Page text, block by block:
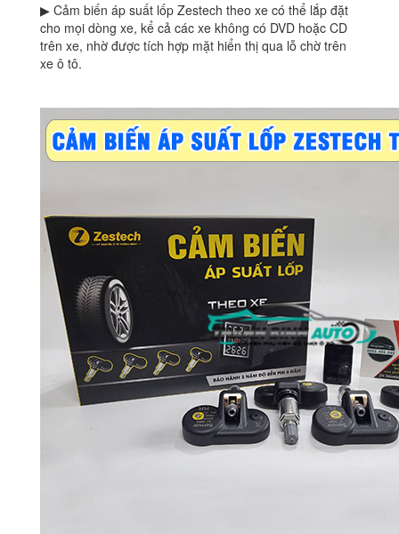
▶ Cảm biến áp suất lốp Zestech theo xe có thể lắp đặt
cho mọi dòng xe, kể cả các xe không có DVD hoặc CD
trên xe, nhờ được tích hợp mặt hiển thị qua lỗ chờ trên
xe ô tô.